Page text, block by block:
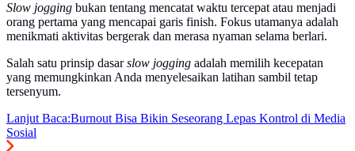
Slow jogging bukan tentang mencatat waktu tercepat atau menjadi
orang pertama yang mencapai garis finish. Fokus utamanya adalah
menikmati aktivitas bergerak dan merasa nyaman selama berlari.
Salah satu prinsip dasarslow jogging adalah memilih kecepatan
yang memungkinkan Anda menyelesaikan latihan sambil tetap
tersenyum.
Lanjut Baca:Burnout Bisa Bikin Seseorang Lepas Kontrol di Media
Sosial